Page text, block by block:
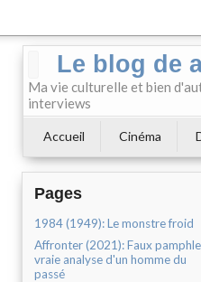
Le blog de
Ma vie culturelle et bien
interviews
Accueil Cinéma
Pages
1984 (1949): Le monstre froid
Affronter (2021): Faux
vraie analyse d'un homme du
passé